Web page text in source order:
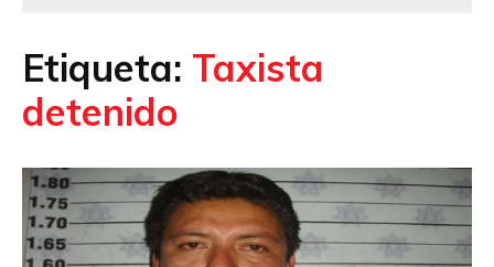
Etiqueta: Taxista
detenido